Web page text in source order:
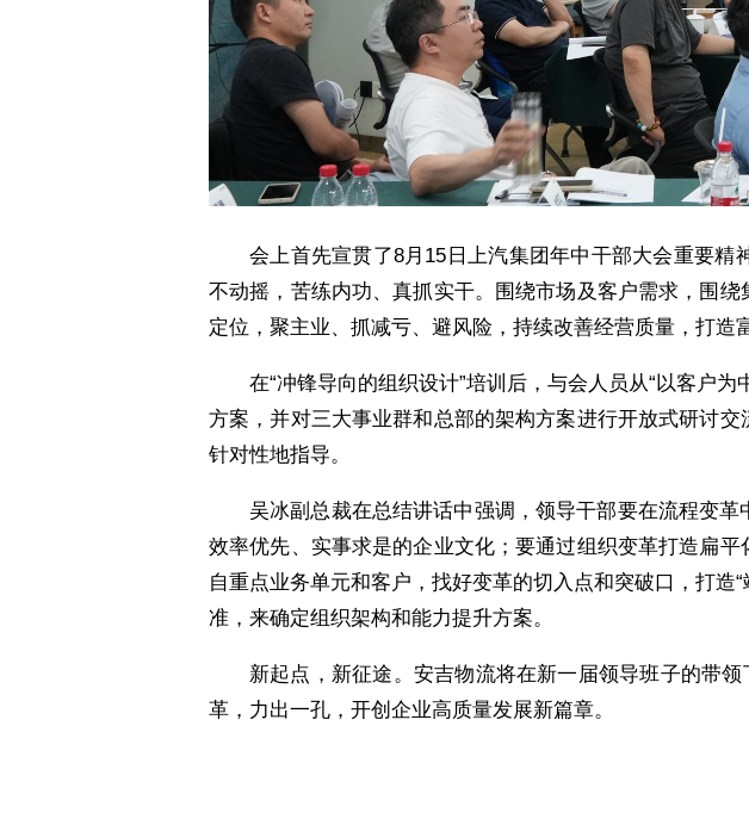
会上首先宣贯了8月15日上汽集团年中干部大会重要
不动摇，苦练内功、真抓实干。围绕市场及客户需求，围
定位，聚主业、抓减亏、避风险，持续改善经营质量，打造
在“冲锋导向的组织设计”培训后，与会人员从“以客户
方案，并对三大事业群和总部的架构方案进行开放式研讨
针对性地指导。
吴冰副总裁在总结讲话中强调，领导干部要在流程变
效率优先、实事求是的企业文化；要通过组织变革打造扁
自重点业务单元和客户，找好变革的切入点和突破口，打造
准，来确定组织架构和能力提升方案。
新起点，新征途。安吉物流将在新一届领导班子的带
革，力出一孔，开创企业高质量发展新篇章。